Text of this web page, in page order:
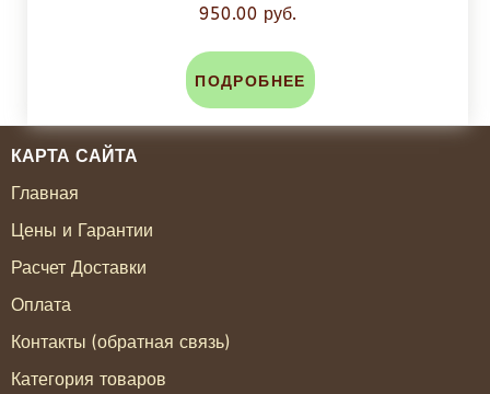
950.00 руб.
ПОДРОБНЕЕ
КАРТА САЙТА
Главная
Цены и Гарантии
Расчет Доставки
Оплата
Контакты (обратная связь)
Категория товаров